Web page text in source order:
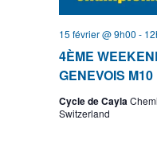
4ÈME
GENEVOIS M10
15 février @ 9h00 -
Cycle de Cayla
Switzerland